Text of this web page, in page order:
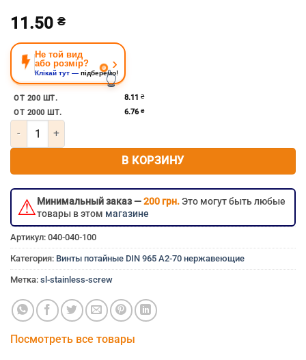
11.50 ₴
Не той вид
або розмір?
Клікай тут — підберемо!
›
👆
нержавеющий болт 5мм 5×80 мм 5×80 5х80 5*80
ОТ 200 ШТ. 8.11 ₴
ОТ 2000 ШТ. 6.76 ₴
Количество товара Винт потайной под крест м5х80
В КОРЗИНУ
⚠Минимальный заказ —200 грн.Это могут быть любые
товары в этом магазине
Артикул: 040-040-100
Категория: Винты потайные DIN 965 A2-70 нержавеющие
Метка: sl-stainless-screw
Посмотреть все товары